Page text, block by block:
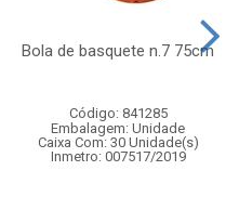
Bola de basquete n.7 75cm
Código: 841285
Embalagem: Unidade
Caixa Com: 30 Unidade(s)
Inmetro: 007517/2019